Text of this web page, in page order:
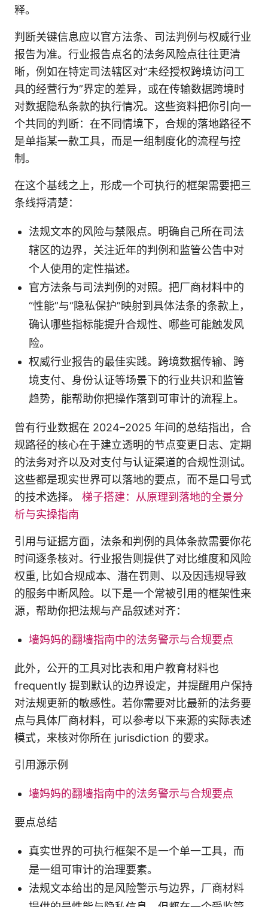
释。
判断关键信息应以官方法条、司法判例与权威行业
报告为准。行业报告点名的法务风险点往往更清
晰，例如在特定司法辖区对“未经授权跨境访问工
具的经营行为”界定的差异，或在传输数据跨境时
对数据隐私条款的执行情况。这些资料把你引向一
个共同的判断：在不同情境下，合规的落地路径不
是单指某一款工具，而是一组制度化的流程与控
制。
在这个基线之上，形成一个可执行的框架需要把三
条线捋清楚：
法规文本的风险与禁限点。明确自己所在司法
辖区的边界，关注近年的判例和监管公告中对
个人使用的定性描述。
官方法条与司法判例的对照。把厂商材料中的
“性能”与“隐私保护”映射到具体法条的条款上，
确认哪些指标能提升合规性、哪些可能触发风
险。
权威行业报告的最佳实践。跨境数据传输、跨
境支付、身份认证等场景下的行业共识和监管
趋势，能帮助你把操作落到可审计的流程上。
曾有行业数据在 2024–2025 年间的总结指出，合
规路径的核心在于建立透明的节点变更日志、定期
的法务对齐以及对支付与认证渠道的合规性测试。
这些都是现实世界可以落地的要点，而不是口号式
的技术选择。 梯子搭建：从原理到落地的全景分
析与实操指南
引用与证据方面，法条和判例的具体条款需要你花
时间逐条核对。行业报告则提供了对比维度和风险
权重, 比如合规成本、潜在罚则、以及因违规导致
的服务中断风险。以下是一个常被引用的框架性来
源，帮助你把法规与产品叙述对齐：
墙妈妈的翻墙指南中的法务警示与合规要点
此外，公开的工具对比表和用户教育材料也
frequently 提到默认的边界设定，并提醒用户保持
对法规更新的敏感性。若你需要对比最新的法务要
点与具体厂商材料，可以参考以下来源的实际表述
模式，来核对你所在 jurisdiction 的要求。
引用源示例
墙妈妈的翻墙指南中的法务警示与合规要点
要点总结
真实世界的可执行框架不是一个单一工具，而
是一组可审计的治理要素。
法规文本给出的是风险警示与边界，厂商材料